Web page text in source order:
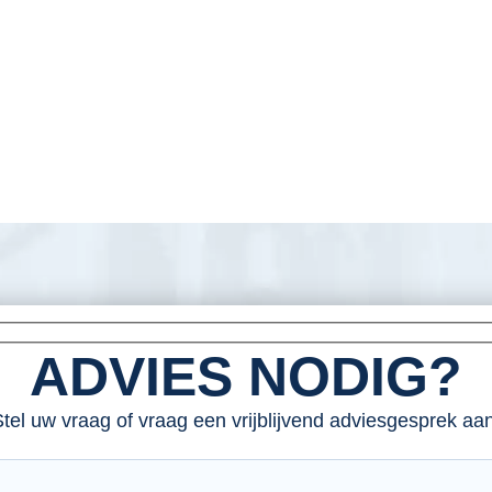
ADVIES NODIG?
uw vraag of vraag een vrijblijvend adviesgesprek